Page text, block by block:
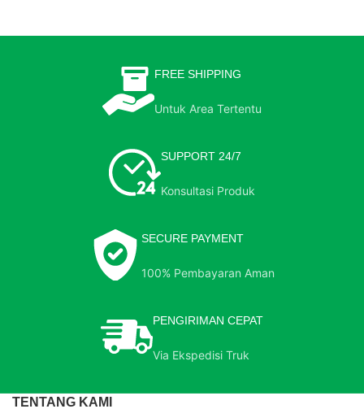
FREE SHIPPING
Untuk Area Tertentu
SUPPORT 24/7
Konsultasi Produk
SECURE PAYMENT
100% Pembayaran Aman
PENGIRIMAN CEPAT
Via Ekspedisi Truk
TENTANG KAMI